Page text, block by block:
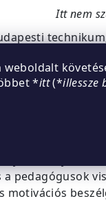
weboldalt
*itt(*illessze
Itt nem
technikus, a
képzés. Az
tudás
a központi
választott.
ad teljes képet
teljesítményt.
pedagógusok
motivációs